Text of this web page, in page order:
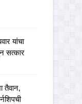
यांचा
सत्कार
तैवान,